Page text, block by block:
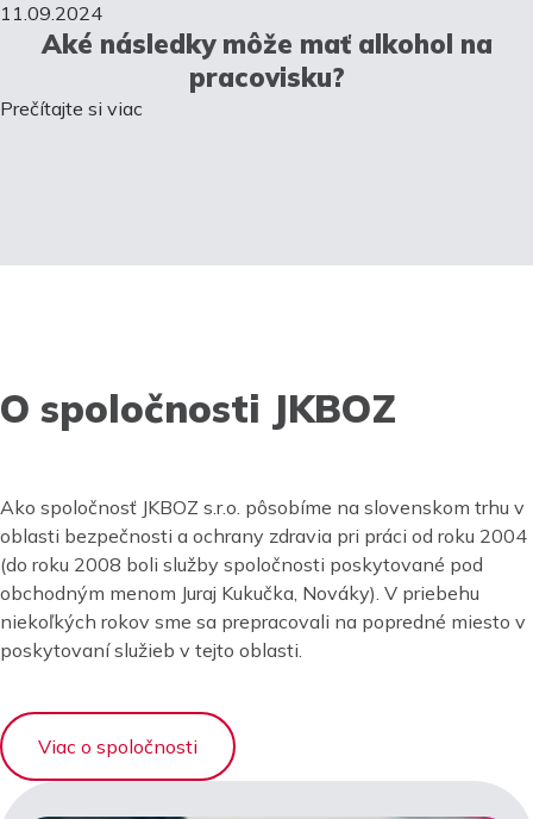
11.09.2024
Aké následky môže mať alkohol na
pracovisku?
Prečítajte si viac
O spoločnosti JKBOZ
Ako spoločnosť JKBOZ s.r.o. pôsobíme na slovenskom trhu v
oblasti bezpečnosti a ochrany zdravia pri práci od roku 2004
(do roku 2008 boli služby spoločnosti poskytované pod
obchodným menom Juraj Kukučka, Nováky). V priebehu
niekoľkých rokov sme sa prepracovali na popredné miesto v
poskytovaní služieb v tejto oblasti.
Viac o spoločnosti